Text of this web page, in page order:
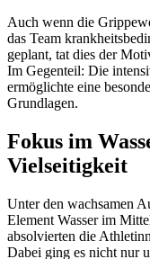
Auch wenn die
das Team
geplant, tat dies der
Im Gegenteil: Die
ermöglichte eine
Grundlagen.
Fokus im
Vielseitigkeit
Unter den wachsamen
Element Wasser im
absolvierten die
Dabei ging es nicht nur